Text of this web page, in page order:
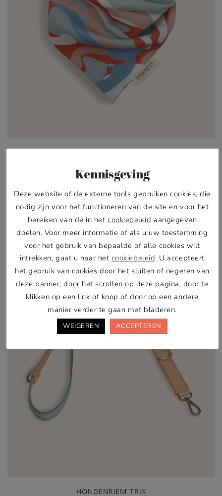
€22,50 - €25,00
Prijsklasse:
€22,50
tot
€25,00
Optie kiezen
HONDENRIEM TRIX
Verstelbare lengte
Kennisgeving
Deze website of de externe tools gebruiken cookies, die
nodig zijn voor het functioneren van de site en voor het
bereiken van de in het cookiebeleid aangegeven
doelen. Voor meer informatie of als u uw toestemming
voor het gebruik van bepaalde of alle cookies wilt
intrekken, gaat u naar het cookiebeleid. U accepteert
het gebruik van cookies door het sluiten of negeren van
deze banner, door het scrollen op deze pagina, door te
klikken op een link of knop of door op een andere
manier verder te gaan met bladeren.
WEIGEREN ACCEPTEREN